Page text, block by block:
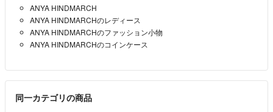
返信は出品事業者より直接ご連絡いたします。
（問い合わせ内容は他のユーザーには公開されません。）
ださい。
・RFC違反のメールアドレス
【例】
ANYA HINDMARCH
ANYA HINDMARCHのレディース
ANYA HINDMARCHのファッション小物
ANYA HINDMARCHのコインケース
同一カテゴリの商品